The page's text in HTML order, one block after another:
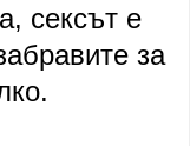
сексът е
за